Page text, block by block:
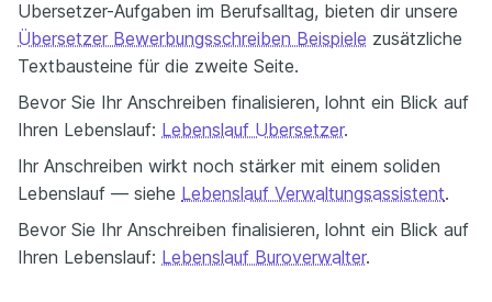
Ubersetzer-Aufgaben im Berufsalltag, bieten dir unsere
Übersetzer Bewerbungsschreiben Beispiele zusätzliche
Textbausteine für die zweite Seite.
Bevor Sie Ihr Anschreiben finalisieren, lohnt ein Blick auf
Ihren Lebenslauf: Lebenslauf Ubersetzer.
Ihr Anschreiben wirkt noch stärker mit einem soliden
Lebenslauf — siehe Lebenslauf Verwaltungsassistent.
Bevor Sie Ihr Anschreiben finalisieren, lohnt ein Blick auf
Ihren Lebenslauf: Lebenslauf Buroverwalter.